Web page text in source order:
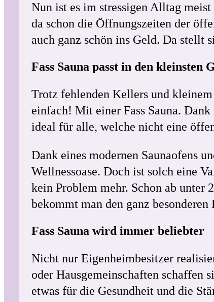
Nun ist es im stressigen Alltag
da schon die Öffnungszeiten der
auch ganz schön ins Geld. Da stellt
Fass Sauna passt in den kleinsten
Trotz fehlenden Kellers und
einfach! Mit einer Fass Sauna.
ideal für alle, welche nicht eine
Dank eines modernen Saunaofens
Wellnessoase. Doch ist solch eine
kein Problem mehr. Schon ab unter
bekommt man den ganz
Fass Sauna wird immer beliebter
Nicht nur Eigenheimbesitzer
oder Hausgemeinschaften schaffen
etwas für die Gesundheit und die